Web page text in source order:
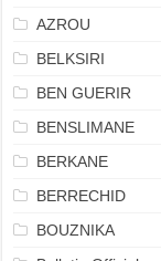
AZROU
BELKSIRI
BEN GUERIR
BENSLIMANE
BERKANE
BERRECHID
BOUZNIKA